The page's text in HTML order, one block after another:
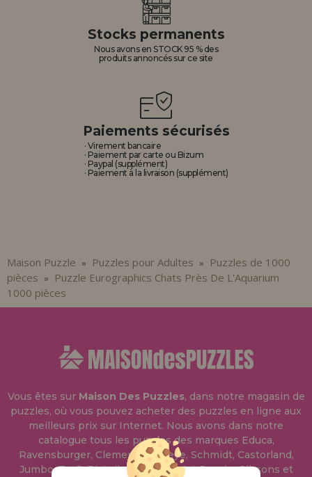
Stocks permanents
Nous avons en STOCK 95 % des
produits annoncés sur ce site
Paiements sécurisés
· Virement bancaire
· Paiement par carte ou Bizum
· Paypal (supplément)
· Paiement à la livraison (supplément)
Maison Puzzle » Puzzles pour Adultes »
Puzzles de 1000
pièces »
Puzzle Eurographics Chats Près De L'Aquarium
1000 pièces
Vous êtes sur Maison Des Puzzles, dans notre magasin de
puzzles, où vous pouvez acheter des puzzles en ligne aux
meilleurs prix sur Internet. Nous avons dans notre
catalogue tous les puzzles des marques Educa,
Ravensburger, Clementoni, Heye, Schmidt, Castorland,
Jumbo, Trefl, Piatnik, Anatolian, Art Puzzle, Gibsons et